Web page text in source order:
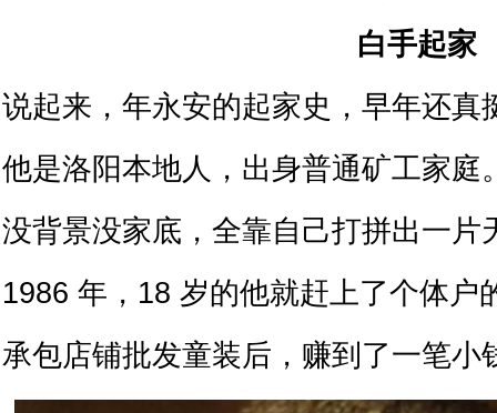
白手起家
说起来，年永安的起家史，早年还真
他是洛阳本地人，出身普通矿工家庭
没背景没家底，全靠自己打拼出一片
1986 年，18 岁的他就赶上了个体户
承包店铺批发童装后，赚到了一笔小